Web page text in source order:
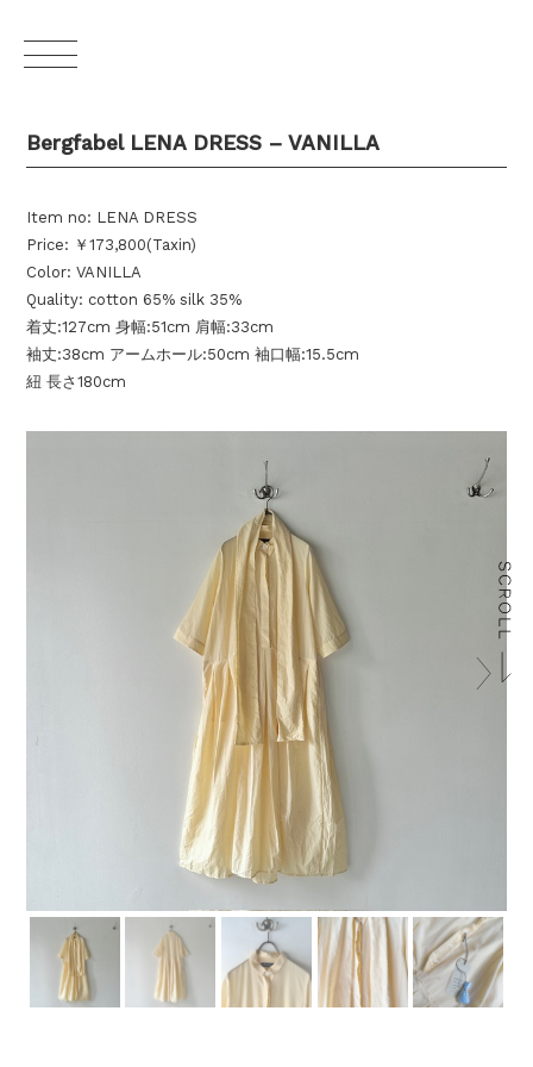
Bergfabel LENA DRESS – VANILLA
Item no: LENA DRESS
Price: ￥173,800(Taxin)
Color: VANILLA
Quality: cotton 65% silk 35%
着丈:127cm 身幅:51cm 肩幅:33cm
袖丈:38cm アームホール:50cm 袖口幅:15.5cm
紐 長さ180cm